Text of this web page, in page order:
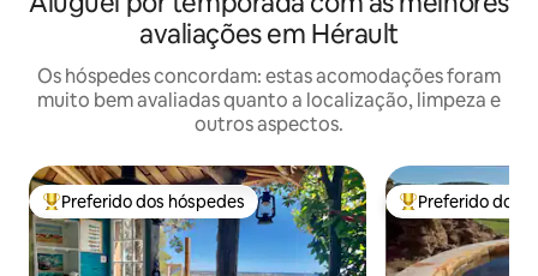
avaliações em Hérault
Os hóspedes concordam: estas acomodações foram
muito bem avaliadas quanto a localização, limpeza e
outros aspectos.
Entre os melhores preferidos dos hóspedes
Preferido dos hóspedes Entre os
Preferido dos